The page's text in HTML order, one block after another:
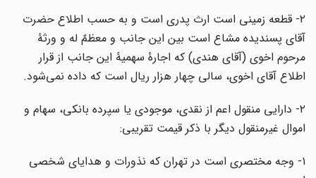
۲- قطعه زمینی است ارث پدری است و به حسب اطلاع حضرت
آقای پسندیده مشاع است بین این جانب و معظمٌ له و ورثۀ
مرحوم اخوی (آقای هندی) که اجارۀ سهمیۀ این جانب از قرار
اطلاع آقای اخوی، سالی چهار هزار ریال است که داده نمی‌شود.
۲- دارایی منقول اعم از نقدی، موجودی یا سپرده بانکی، سهام و
اموال غیرمنقول دیگر با ذکر قیمت تقریبی:
۱- وجه مختصری است در تهران که نذورات و هدایای شخصی